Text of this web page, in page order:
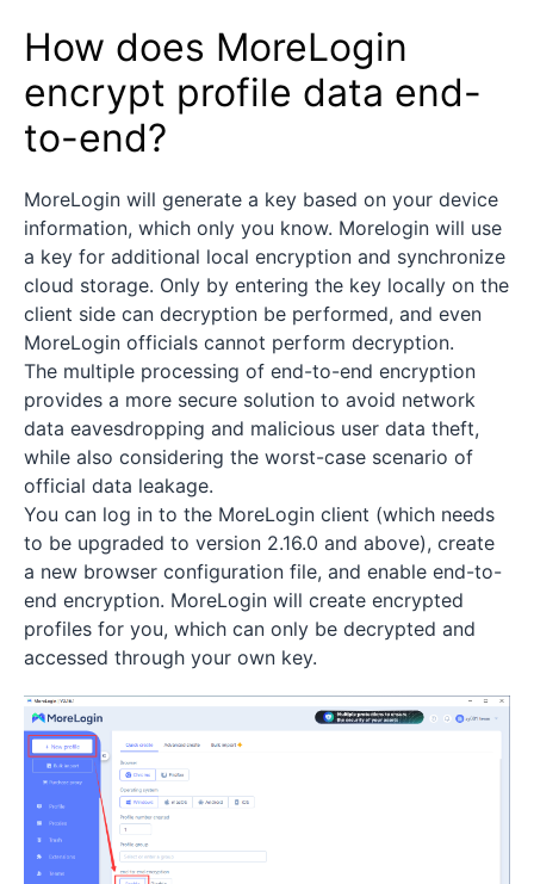
How does MoreLogin
encrypt profile data end-
to-end?
MoreLogin will generate a key based on your device
information, which only you know. Morelogin will use
a key for additional local encryption and synchronize
cloud storage. Only by entering the key locally on the
client side can decryption be performed, and even
MoreLogin officials cannot perform decryption.
The multiple processing of end-to-end encryption
provides a more secure solution to avoid network
data eavesdropping and malicious user data theft,
while also considering the worst-case scenario of
official data leakage.
You can log in to the MoreLogin client (which needs
to be upgraded to version 2.16.0 and above), create
a new browser configuration file, and enable end-to-
end encryption. MoreLogin will create encrypted
profiles for you, which can only be decrypted and
accessed through your own key.